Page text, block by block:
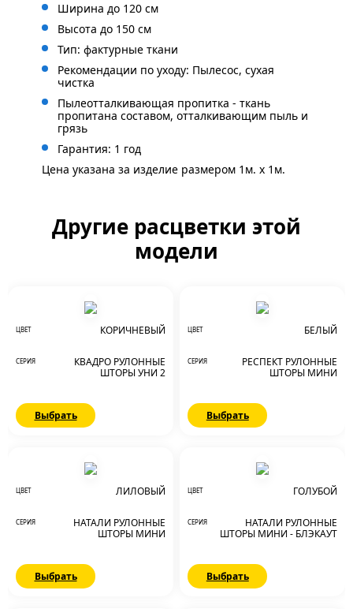
Ширина до 120 см
Высота до 150 см
Тип: фактурные ткани
Рекомендации по уходу: Пылесос, сухая
чистка
Пылеотталкивающая пропитка - ткань
пропитана составом, отталкивающим пыль и
грязь
Гарантия: 1 год
Цена указана за изделие размером 1м. x 1м.
Другие расцветки этой
модели
ЦВЕТ КОРИЧНЕВЫЙ
СЕРИЯ
КВАДРО РУЛОННЫЕ
ШТОРЫ УНИ 2
Выбрать
ЦВЕТ БЕЛЫЙ
СЕРИЯ
РЕСПЕКТ РУЛОННЫЕ
ШТОРЫ МИНИ
Выбрать
ЦВЕТ ЛИЛОВЫЙ
СЕРИЯ
НАТАЛИ РУЛОННЫЕ
ШТОРЫ МИНИ
Выбрать
ЦВЕТ ГОЛУБОЙ
СЕРИЯ
НАТАЛИ РУЛОННЫЕ
ШТОРЫ МИНИ - БЛЭКАУТ
Выбрать